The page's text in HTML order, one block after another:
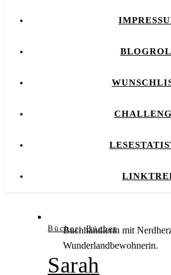
Bücher,Bücher
Sarah
Buchhändlerin mit
Wunderlandbewohnerin.